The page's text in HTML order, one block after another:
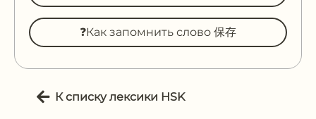
❓Как запомнить слово 保存
К списку лексики HSK